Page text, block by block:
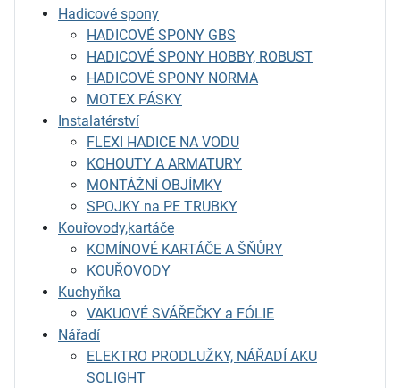
Hadicové spony
HADICOVÉ SPONY GBS
HADICOVÉ SPONY HOBBY, ROBUST
HADICOVÉ SPONY NORMA
MOTEX PÁSKY
Instalatérství
FLEXI HADICE NA VODU
KOHOUTY A ARMATURY
MONTÁŽNÍ OBJÍMKY
SPOJKY na PE TRUBKY
Kouřovody,kartáče
KOMÍNOVÉ KARTÁČE A ŠŇŮRY
KOUŘOVODY
Kuchyňka
VAKUOVÉ SVÁŘEČKY a FÓLIE
Nářadí
ELEKTRO PRODLUŽKY, NÁŘADÍ AKU
SOLIGHT